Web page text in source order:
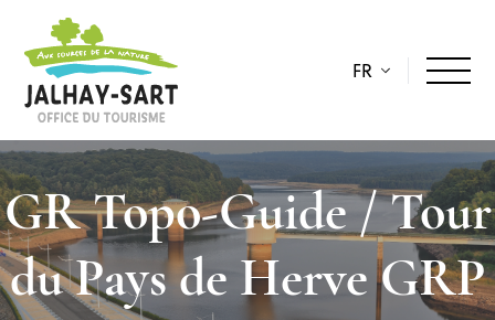
FR
GR Topo-Guide / Tour
du Pays de Herve GRP